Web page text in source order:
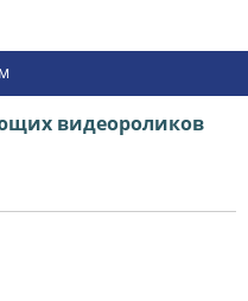
видеороликов